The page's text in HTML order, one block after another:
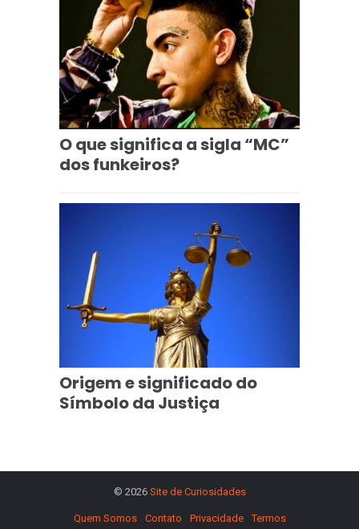
O que significa a sigla “MC”
dos funkeiros?
Origem e significado do
Símbolo da Justiça
© 2026 Site de Curiosidades
Quem Somos Contato Privacidade Termos